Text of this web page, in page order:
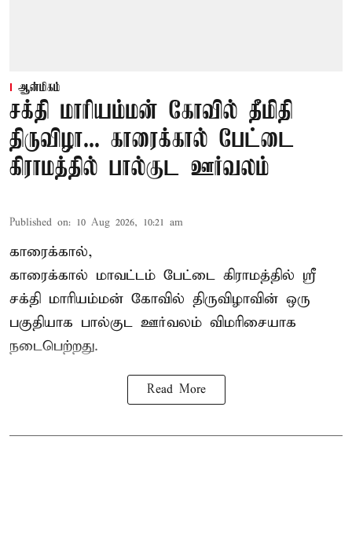
ஆன்மிகம்
சக்தி மாரியம்மன் கோவில் தீமிதி
திருவிழா... காரைக்கால் பேட்டை
கிராமத்தில் பால்குட ஊர்வலம்
Published on: 10 Aug 2026, 10:21 am
காரைக்கால்,
காரைக்கால் மாவட்டம் பேட்டை கிராமத்தில் ஸ்ரீ
சக்தி மாரியம்மன் கோவில் திருவிழாவின் ஒரு
பகுதியாக பால்குட ஊர்வலம் விமரிசையாக
நடைபெற்றது.
Read More